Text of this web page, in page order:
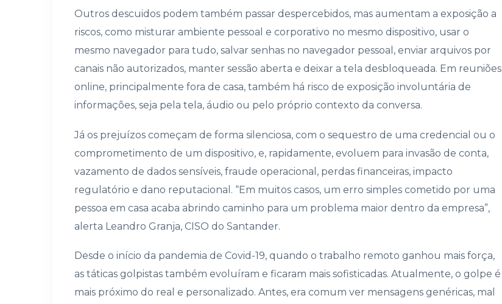
Outros descuidos podem também passar despercebidos, mas aumentam a exposição a
riscos, como misturar ambiente pessoal e corporativo no mesmo dispositivo, usar o
mesmo navegador para tudo, salvar senhas no navegador pessoal, enviar arquivos por
canais não autorizados, manter sessão aberta e deixar a tela desbloqueada. Em reuniões
online, principalmente fora de casa, também há risco de exposição involuntária de
informações, seja pela tela, áudio ou pelo próprio contexto da conversa.
Já os prejuízos começam de forma silenciosa, com o sequestro de uma credencial ou o
comprometimento de um dispositivo, e, rapidamente, evoluem para invasão de conta,
vazamento de dados sensíveis, fraude operacional, perdas financeiras, impacto
regulatório e dano reputacional. “Em muitos casos, um erro simples cometido por uma
pessoa em casa acaba abrindo caminho para um problema maior dentro da empresa”,
alerta Leandro Granja, CISO do Santander.
Desde o início da pandemia de Covid-19, quando o trabalho remoto ganhou mais força,
as táticas golpistas também evoluíram e ficaram mais sofisticadas. Atualmente, o golpe é
mais próximo do real e personalizado. Antes, era comum ver mensagens genéricas, mal